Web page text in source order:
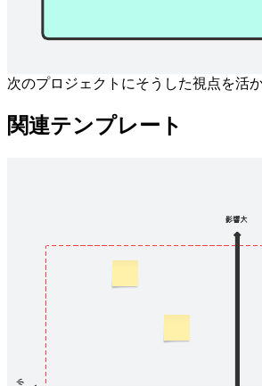
の振り返りテンプレートです。チーム
次のプロジェクトにそうした視点を活
関連テンプレート